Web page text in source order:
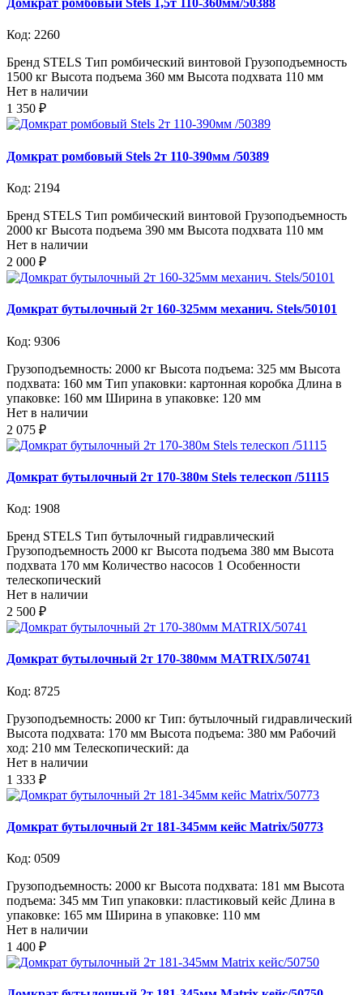
Домкрат ромбовый Stels 1,5т 110-360мм/50388
Код: 2260
Бренд STELS Тип ромбический винтовой Грузоподъемность
1500 кг Высота подъема 360 мм Высота подхвата 110 мм
Нет в наличии
1 350 ₽
Домкрат ромбовый Stels 2т 110-390мм /50389
Код: 2194
Бренд STELS Тип ромбический винтовой Грузоподъемность
2000 кг Высота подъема 390 мм Высота подхвата 110 мм
Нет в наличии
2 000 ₽
Домкрат бутылочный 2т 160-325мм механич. Stels/50101
Код: 9306
Грузоподъемность: 2000 кг Высота подъема: 325 мм Высота
подхвата: 160 мм Тип упаковки: картонная коробка Длина в
упаковке: 160 мм Ширина в упаковке: 120 мм
Нет в наличии
2 075 ₽
Домкрат бутылочный 2т 170-380м Stels телескоп /51115
Код: 1908
Бренд STELS Тип бутылочный гидравлический
Грузоподъемность 2000 кг Высота подъема 380 мм Высота
подхвата 170 мм Количество насосов 1 Особенности
телескопический
Нет в наличии
2 500 ₽
Домкрат бутылочный 2т 170-380мм MATRIX/50741
Код: 8725
Грузоподъемность: 2000 кг Тип: бутылочный гидравлический
Высота подхвата: 170 мм Высота подъема: 380 мм Рабочий
ход: 210 мм Телескопический: да
Нет в наличии
1 333 ₽
Домкрат бутылочный 2т 181-345мм кейс Matrix/50773
Код: 0509
Грузоподъемность: 2000 кг Высота подхвата: 181 мм Высота
подъема: 345 мм Тип упаковки: пластиковый кейс Длина в
упаковке: 165 мм Ширина в упаковке: 110 мм
Нет в наличии
1 400 ₽